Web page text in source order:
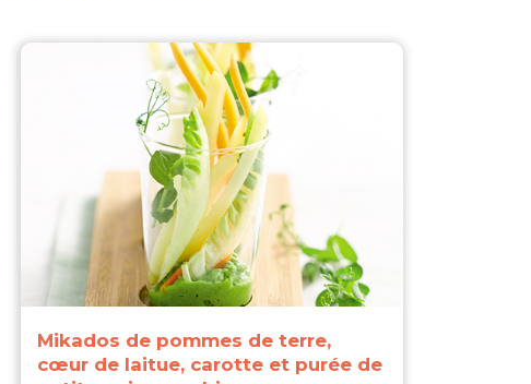
Mikados de pommes de terre,
cœur de laitue, carotte et purée de